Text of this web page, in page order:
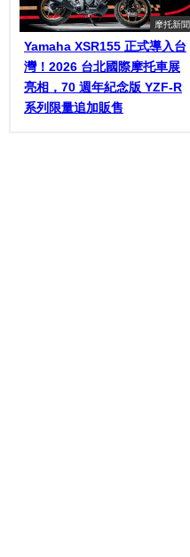
摩托新聞
Yamaha XSR155 正式導入台
灣！2026 台北國際摩托車展
亮相，70 週年紀念版 YZF-R
系列限量追加販售